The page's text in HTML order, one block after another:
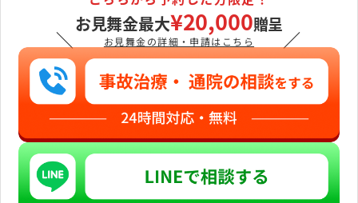
親切で、安心して通院できま
す。
＼
お見舞金最大¥20,000贈呈
お見舞金の詳細・申請はこちら ／